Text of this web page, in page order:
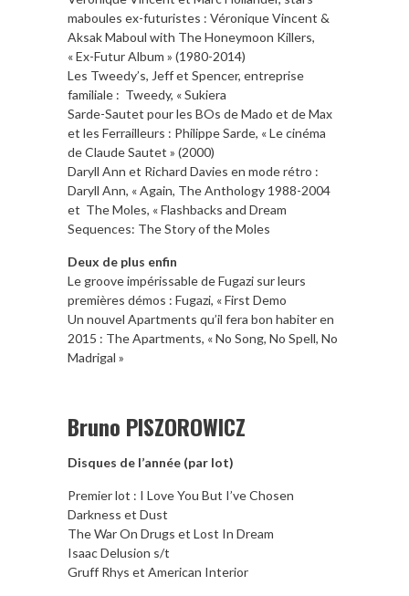
maboules ex-futuristes : Véronique Vincent &
Aksak Maboul with The Honeymoon Killers,
« Ex-Futur Album » (1980-2014)
Les Tweedy’s, Jeff et Spencer, entreprise
familiale : Tweedy, « Sukiera
Sarde-Sautet pour les BOs de Mado et de Max
et les Ferrailleurs : Philippe Sarde, « Le cinéma
de Claude Sautet » (2000)
Daryll Ann et Richard Davies en mode rétro :
Daryll Ann, « Again, The Anthology 1988-2004
et The Moles, « Flashbacks and Dream
Sequences: The Story of the Moles
Deux de plus enfin
Le groove impérissable de Fugazi sur leurs
premières démos : Fugazi, « First Demo
Un nouvel Apartments qu’il fera bon habiter en
2015 : The Apartments, « No Song, No Spell, No
Madrigal »
Bruno PISZOROWICZ
Disques de l’année (par lot)
Premier lot : I Love You But I’ve Chosen
Darkness et Dust
The War On Drugs et Lost In Dream
Isaac Delusion s/t
Gruff Rhys et American Interior